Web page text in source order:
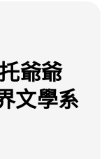
爺爺
文學系